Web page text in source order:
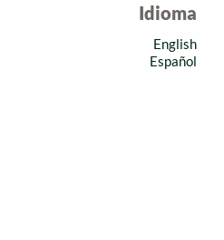
Idioma
English
Español